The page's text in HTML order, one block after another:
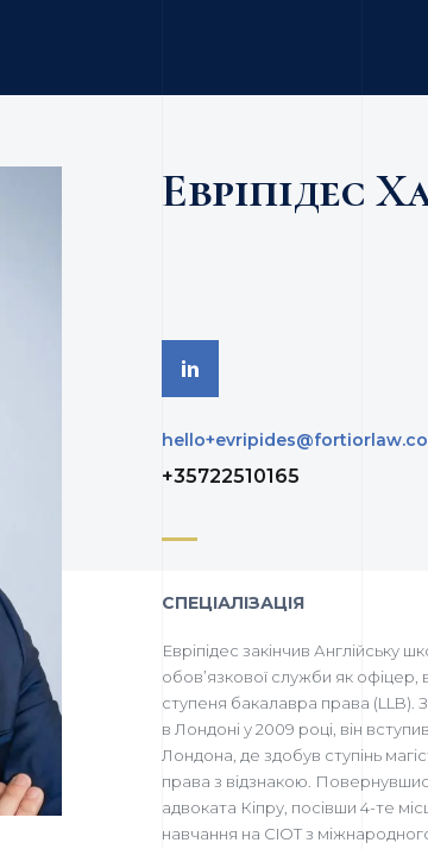
Евріпідес
+35722510165
СПЕЦІАЛІЗАЦІЯ
Евріпідес закінчив Англійську
обов’язкової служби як офіцер,
ступеня бакалавра права (LLB).
в Лондоні у 2009 році, він
Лондона, де здобув ступінь
права з відзнакою.
адвоката Кіпру, посівши 4-те
навчання на CIOT з